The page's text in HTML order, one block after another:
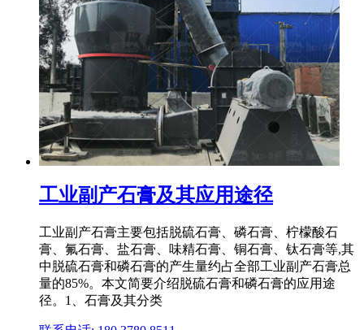
工业副产石膏及其应用途径
工业副产石膏主要包括脱硫石膏、磷石膏、柠檬酸石
膏、氟石膏、盐石膏、味精石膏、铜石膏、钛石膏等,其
中脱硫石膏和磷石膏的产生量约占全部工业副产石膏总
量的85%。本文简要介绍脱硫石膏和磷石膏的应用途
径。1、石膏及其分类